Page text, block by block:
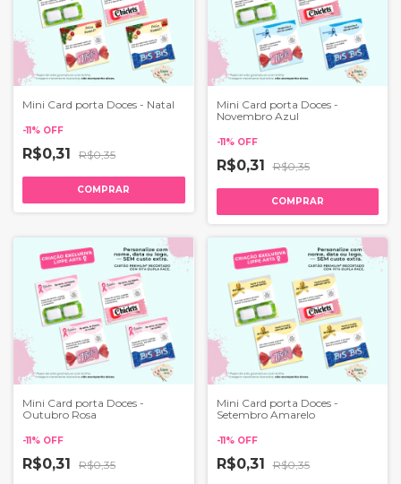
Mini Card porta Doces - Natal
-11 % OFF
R$0,31 R$0,35
COMPRAR
Mini Card porta Doces -
Novembro Azul
-11 % OFF
R$0,31 R$0,35
COMPRAR
Mini Card porta Doces -
Outubro Rosa
-11 % OFF
R$0,31 R$0,35
Mini Card porta Doces -
Setembro Amarelo
-11 % OFF
R$0,31 R$0,35